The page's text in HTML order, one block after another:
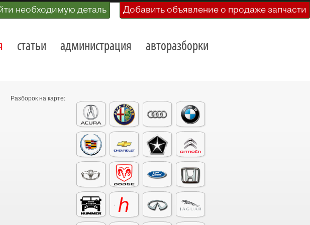
необходимую деталь Добавить объявление о продаже запчасти
статьи администрация авторазборки
Разборок на карте: